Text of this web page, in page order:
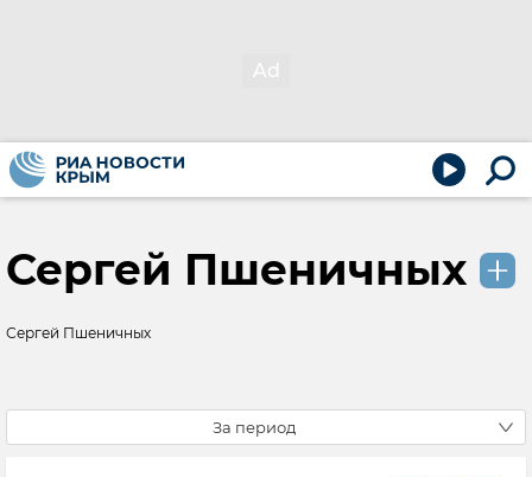
Сергей Пшеничных
Сергей Пшеничных
За период